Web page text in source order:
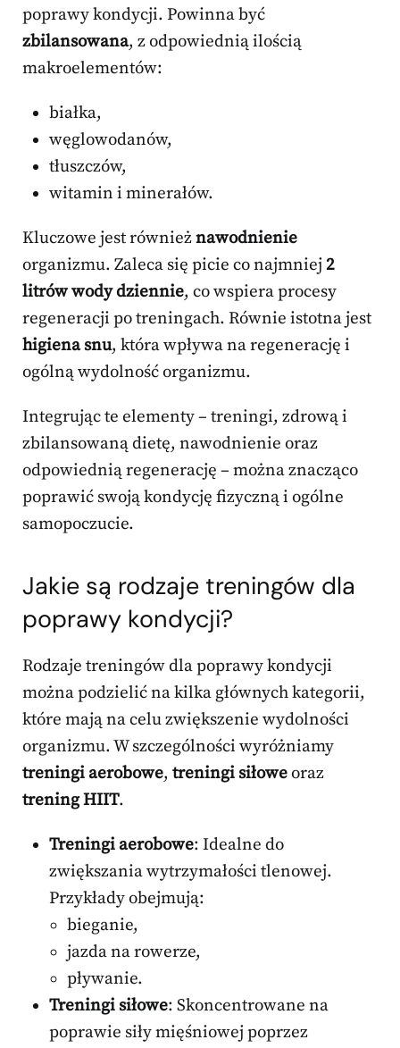
poprawy kondycji. Powinna być
zbilansowana, z odpowiednią ilością
makroelementów:
białka,
węglowodanów,
tłuszczów,
witamin i minerałów.
Kluczowe jest równieżnawodnienie
organizmu. Zaleca się picie co najmniej 2
litrów wody dziennie, co wspiera procesy
regeneracji po treningach. Równie istotna jest
higiena snu, która wpływa na regenerację i
ogólną wydolność organizmu.
Integrując te elementy – treningi, zdrową i
zbilansowaną dietę, nawodnienie oraz
odpowiednią regenerację – można znacząco
poprawić swoją kondycję fizyczną i ogólne
samopoczucie.
Jakie są rodzaje treningów dla
poprawy kondycji?
Rodzaje treningów dla poprawy kondycji
można podzielić na kilka głównych kategorii,
które mają na celu zwiększenie wydolności
organizmu. W szczególności wyróżniamy
treningi aerobowe, treningi siłoweoraz
trening HIIT.
Treningi aerobowe: Idealne do
zwiększania wytrzymałości tlenowej.
Przykłady obejmują:
bieganie,
jazda na rowerze,
pływanie.
Treningi siłowe: Skoncentrowane na
poprawie siły mięśniowej poprzez